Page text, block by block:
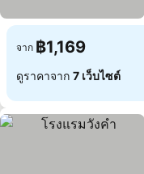
จาก ฿1,169
ดูราคาจาก 7 เว็บไซต์